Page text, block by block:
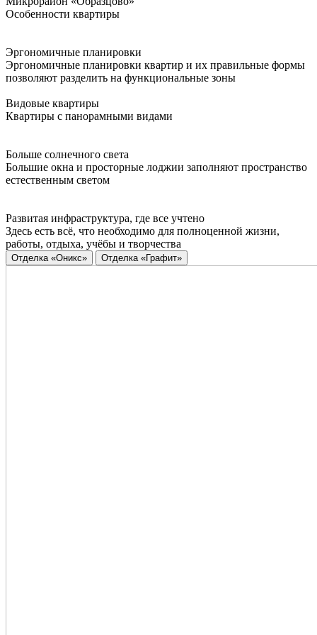
Особенности квартиры
Эргономичные планировки
Эргономичные планировки квартир и их правильные формы
позволяют разделить на функциональные зоны
Видовые квартиры
Квартиры с панорамными видами
Больше солнечного света
Большие окна и просторные лоджии заполняют пространство
естественным светом
Развитая инфраструктура, где все учтено
Здесь есть всё, что необходимо для полноценной жизни,
работы, отдыха, учёбы и творчества
Отделка «Оникс» Отделка «Графит»